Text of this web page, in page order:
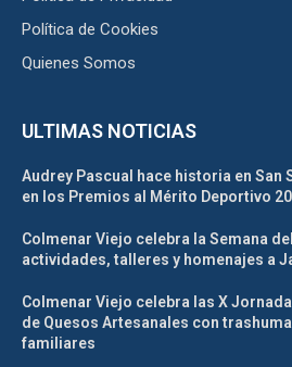
Política de Cookies
Quienes Somos
ULTIMAS NOTICIAS
Audrey Pascual hace historia en San
en los Premios al Mérito Deportivo
Colmenar Viejo celebra la Semana
actividades, talleres y homenajes a
Colmenar Viejo celebra las X
de Quesos Artesanales con
familiares